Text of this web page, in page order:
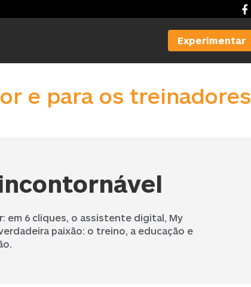
Experimentar
e para os treinadores
em 6 cliques, o assistente digital, My
paixão: o treino, a educação e